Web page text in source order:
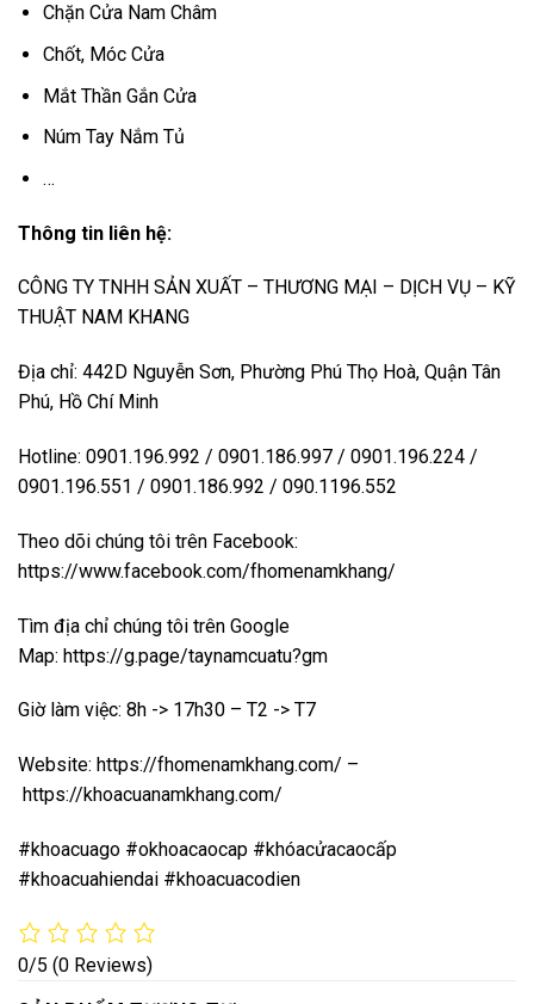
Chặn Cửa Nam Châm
Chốt, Móc Cửa
Mắt Thần Gắn Cửa
Núm Tay Nắm Tủ
…
Thông tin liên hệ:
CÔNG TY TNHH SẢN XUẤT – THƯƠNG MẠI – DỊCH VỤ – KỸ
THUẬT NAM KHANG
Địa chỉ: 442D Nguyễn Sơn, Phường Phú Thọ Hoà, Quận Tân
Phú, Hồ Chí Minh
Hotline: 0901.196.992 / 0901.186.997 / 0901.196.224 /
0901.196.551 / 0901.186.992 / 090.1196.552
Theo dõi chúng tôi trên Facebook:
https://www.facebook.com/fhomenamkhang/
Tìm địa chỉ chúng tôi trên Google
Map: https://g.page/taynamcuatu?gm
Giờ làm việc: 8h -> 17h30 – T2 -> T7
Website: https://fhomenamkhang.com/ –
https://khoacuanamkhang.com/
#khoacuago #okhoacaocap #khóacửacaocấp
#khoacuahiendai #khoacuacodien
0/5 (0 Reviews)